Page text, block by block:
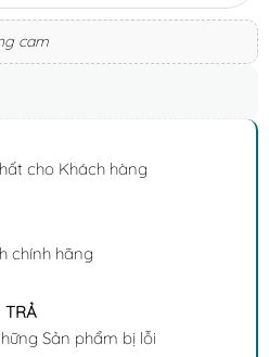
cam
cho Khách hàng
chính hãng
TRẢ
Sản phẩm bị lỗi